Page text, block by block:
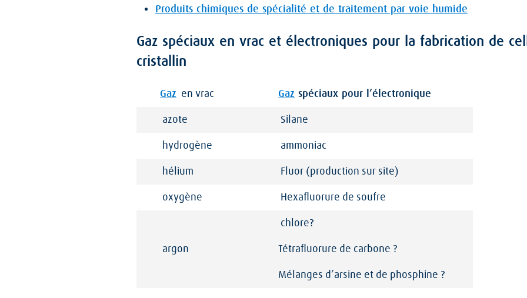
Produits chimiques de spécialité et de traitement par voie humide
Gaz spéciaux en vrac et électroniques pour la fabrication de
cristallin
Gaz en vrac Gaz spéciaux pour l’électronique
azote Silane
hydrogène ammoniac
hélium Fluor (production sur site)
oxygène Hexafluorure de soufre
argon
chlore?
Tétrafluorure de carbone ?
Mélanges d’arsine et de phosphine ?